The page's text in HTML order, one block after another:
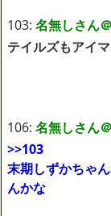
103: 名無しさん
テイルズもアイ
106: 名無しさん
>>103
末期しずかちゃ
んかな